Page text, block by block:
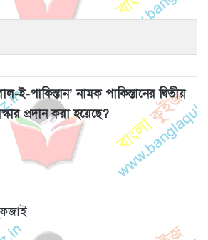
ই-পাকিস্তান’ নামক পাকিস্তানের দ্বিতীয়
প্রদান করা হয়েছে?